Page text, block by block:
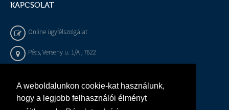
A weboldalunkon cookie-kat használunk,
hogy a legjobb felhasználói élményt
KAPCSOLAT
Online ügyfélszolgálat
Pécs, Verseny u. 1/A , 7622
info@gepeszbolt.hu